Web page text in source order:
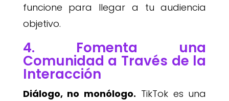
funcione para llegar a tu audiencia
objetivo.
4. Fomenta una
Comunidad a Través de la
Interacción
Diálogo, no monólogo. TikTok es una